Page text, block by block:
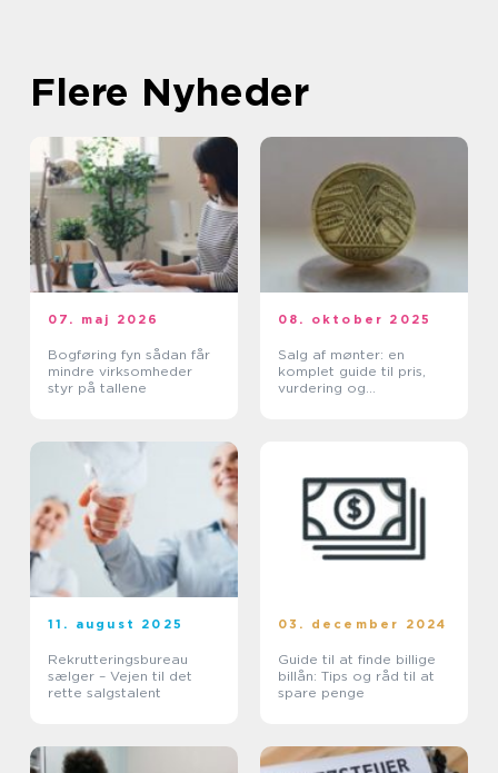
Flere Nyheder
07. maj 2026
Bogføring fyn sådan får
mindre virksomheder
styr på tallene
08. oktober 2025
Salg af mønter: en
komplet guide til pris,
vurdering og
11. august 2025
Rekrutteringsbureau
sælger – Vejen til det
rette salgstalent
03. december 2024
Guide til at finde billige
billån: Tips og råd til at
spare penge